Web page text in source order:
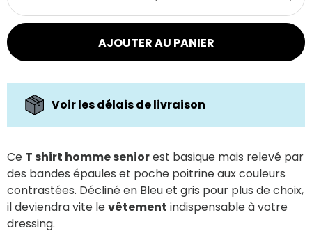
AJOUTER AU PANIER
Voir les délais de livraison
Ce T shirt homme seniorest basique mais relevé par
des bandes épaules et poche poitrine aux couleurs
contrastées. Décliné en Bleu et gris pour plus de choix,
il deviendra vite levêtement indispensable à votre
dressing.